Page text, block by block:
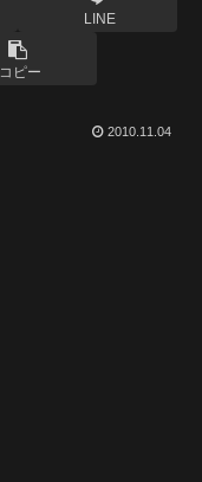
LINE
コピー
2010.11.04